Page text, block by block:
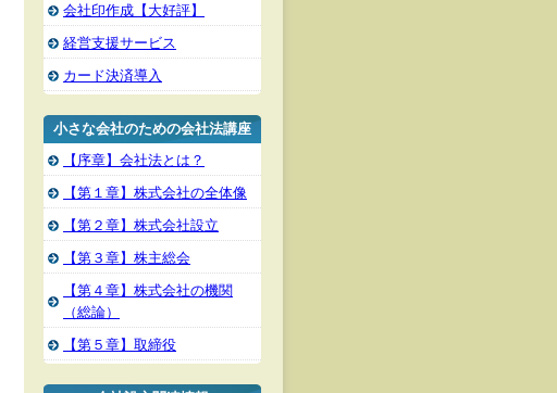
会社印作成【大好評】
経営支援サービス
カード決済導入
小さな会社のための会社法講座
【序章】会社法とは？
【第１章】株式会社の全体像
【第２章】株式会社設立
【第３章】株主総会
【第４章】株式会社の機関
（総論）
【第５章】取締役